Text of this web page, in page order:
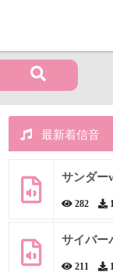
最新着信音
サンダー
282
サイバー
211